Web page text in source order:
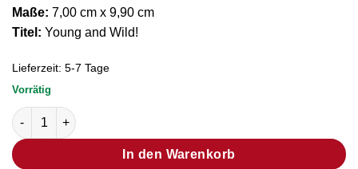
Maße: 7,00 cm x 9,90 cm
Titel: Young and Wild!
Lieferzeit: 5-7 Tage
Vorrätig
Aufkleber "Young and Wild!" Menge
In den Warenkorb